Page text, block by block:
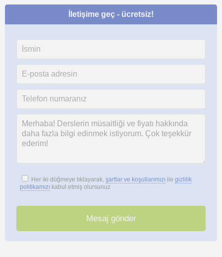
İletişime geç - ücretsiz!
Her iki düğmeye tıklayarak, şartlar ve koşullarımızı ile gizlilik
politikamızı kabul etmiş olursunuz